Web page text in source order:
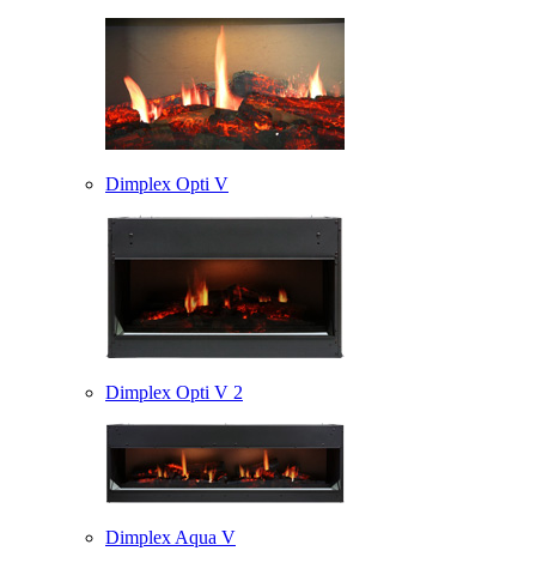
Dimplex Opti V
Dimplex Opti V 2
Dimplex Aqua V